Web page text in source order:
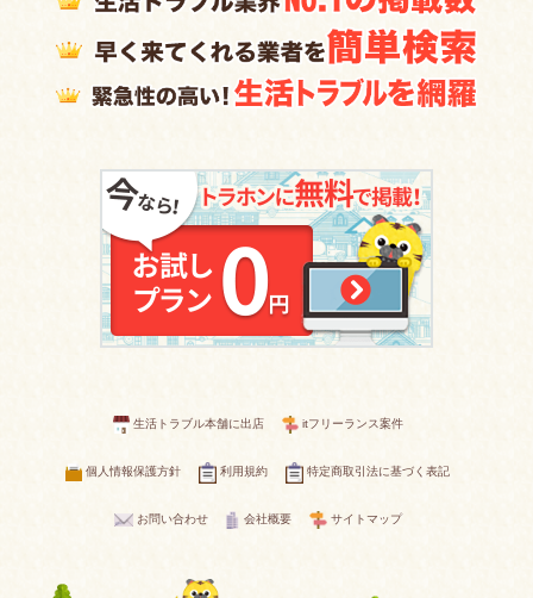
生活トラブル本舗に出店 itフリーランス案件
個人情報保護方針 利用規約 特定商取引法に基づく表記
お問い合わせ 会社概要 サイトマップ